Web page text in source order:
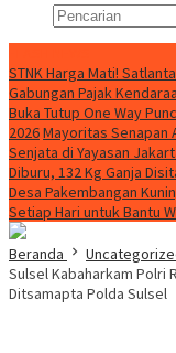
STNK Harga Mati!
Gabungan Pajak
Buka Tutup One Way
2026Mayoritas Senapan
Senjata di Yayasan
Diburu, 132 Kg Ganja
Desa Pakembangan
Setiap Hari untuk Bantu
Beranda
Sulsel Kabaharkam Polri
Ditsamapta Polda Sulsel